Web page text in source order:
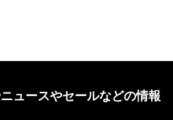
ュースやセールなどの情報